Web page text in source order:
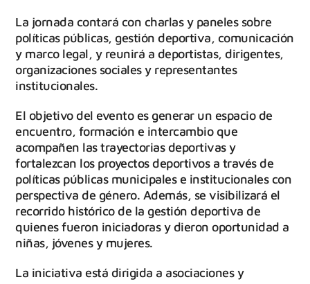
La jornada contará con charlas y paneles sobre
políticas públicas, gestión deportiva, comunicación
y marco legal, y reunirá a deportistas, dirigentes,
organizaciones sociales y representantes
institucionales.
El objetivo del evento es generar un espacio de
encuentro, formación e intercambio que
acompañen las trayectorias deportivas y
fortalezcan los proyectos deportivos a través de
políticas públicas municipales e institucionales con
perspectiva de género. Además, se visibilizará el
recorrido histórico de la gestión deportiva de
quienes fueron iniciadoras y dieron oportunidad a
niñas, jóvenes y mujeres.
La iniciativa está dirigida a asociaciones y